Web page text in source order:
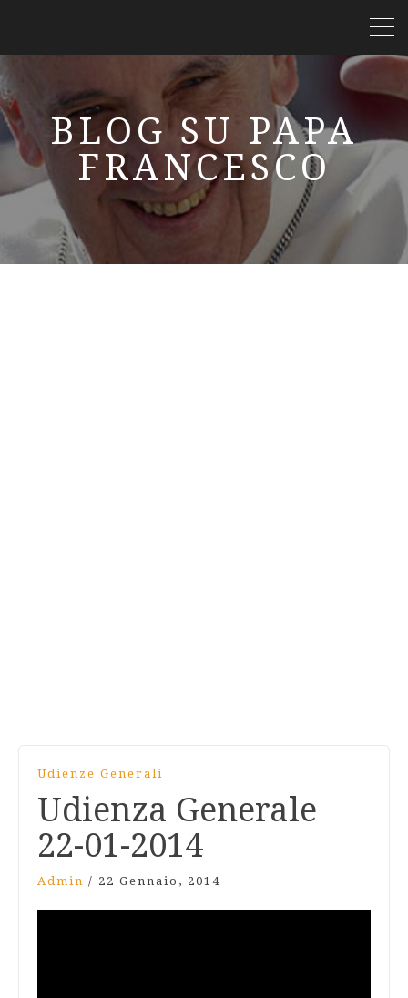
BLOG SU PAPA
FRANCESCO
Udienze Generali
Udienza Generale
22-01-2014
Admin / 22 Gennaio, 2014